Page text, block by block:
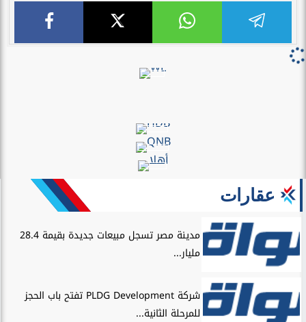
رائدة ويضيف قيمة حقيقية للسوق السياحي
والعقاري في البلاد.